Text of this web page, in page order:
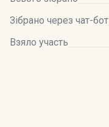
Зібрано через чат-бот
Взяло участь